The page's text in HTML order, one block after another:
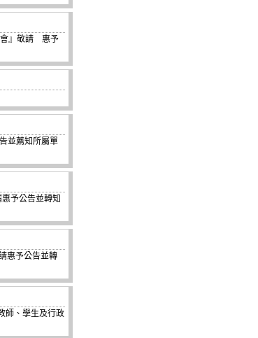
會』敬請 惠予
並薦知所屬單
予公告並轉知
惠予公告並轉
師、學生及行政